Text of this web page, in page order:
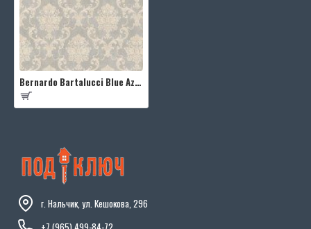
Bernardo Bartalucci Blue Azzurra 5001-4
г. Нальчик, ул. Кешокова, 296